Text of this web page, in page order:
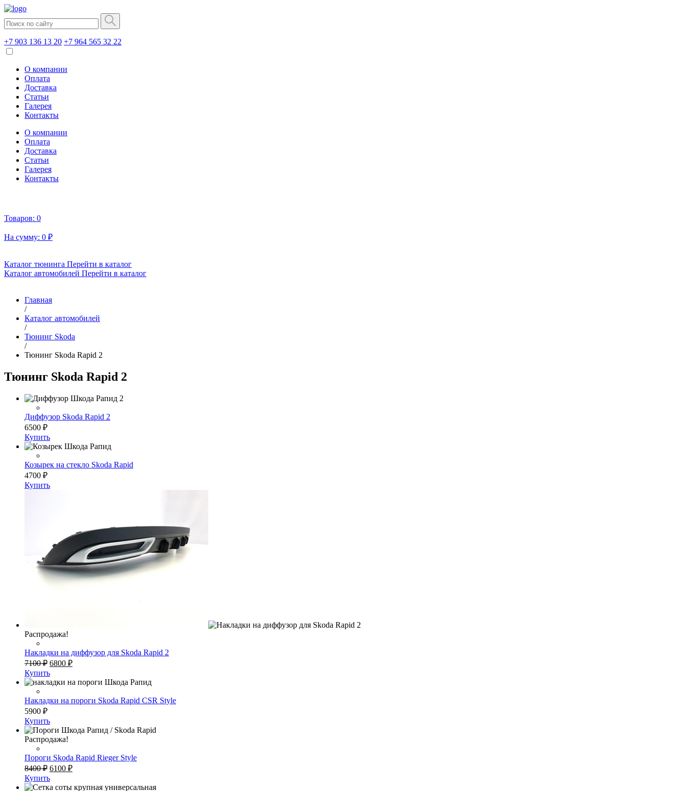
+7 903 136 13 20 +7 964 565 32 22
О компании
Оплата
Доставка
Статьи
Галерея
Контакты
О компании
Оплата
Доставка
Статьи
Галерея
Контакты
Товаров: 0
На сумму: 0 ₽
Каталог тюнинга Перейти в каталог
Каталог автомобилей Перейти в каталог
Главная
/
Каталог автомобилей
/
Тюнинг Skoda
/
Тюнинг Skoda Rapid 2
Тюнинг Skoda Rapid 2
Диффузор Skoda Rapid 2
6500 ₽
Купить
Козырек на стекло Skoda Rapid
4700 ₽
Купить
Распродажа!
Накладки на диффузор для Skoda Rapid 2
7100₽ Первоначальная
составляла
6800 ₽Текущая
6800 ₽.
Купить
Накладки на пороги Skoda Rapid CSR Style
5900 ₽
Купить
Распродажа!
Пороги Skoda Rapid Rieger Style
8400₽ Первоначальная
составляла
6100 ₽Текущая
6100 ₽.
Купить